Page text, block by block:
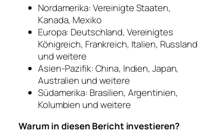
Nordamerika: Vereinigte Staaten,
Kanada, Mexiko
Europa: Deutschland, Vereinigtes
Königreich, Frankreich, Italien, Russland
und weitere
Asien-Pazifik: China, Indien, Japan,
Australien und weitere
Südamerika: Brasilien, Argentinien,
Kolumbien und weitere
Warum in diesen Bericht investieren?